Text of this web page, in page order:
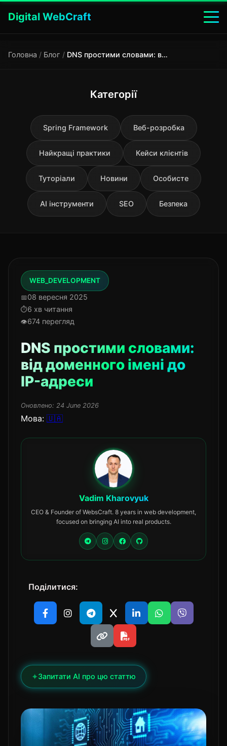
Digital WebCraft
Головна / Блог / DNS простими словами: від доменного імені до IP-адреси
Категорії
Spring Framework Веб-розробка
Найкращі практики Кейси клієнтів
Туторіали Новини Особисте
AI інструменти SEO Безпека
WEB_DEVELOPMENT
08 вересня 2025
6 хв читання
674 перегляд
DNS простими словами:
від доменного імені до
IP-адреси
Оновлено: 24 June 2026
Мова: 🇺🇦
Vadim Kharovyuk
CEO & Founder of WebsCraft. 8 years in web development,
focused on bringing AI into real products.
Поділитися:
✦Запитати AI про цю статтю